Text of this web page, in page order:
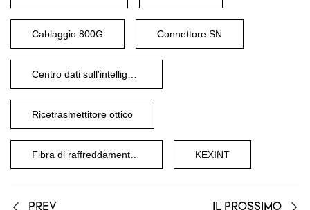
Cablaggio 800G Connettore SN
Ricetrasmettitore ottico
KEXINT
PREV IL PROSSIMO